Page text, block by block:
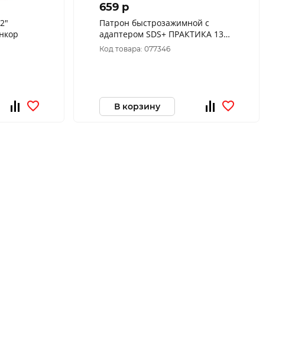
659 p
Патрон быстрозажимной с
адаптером SDS+ ПРАКТИКА 13
мм, 1/2"-20UNF (1шт.) блистер
031-006
Код товара: 077346
В корзину